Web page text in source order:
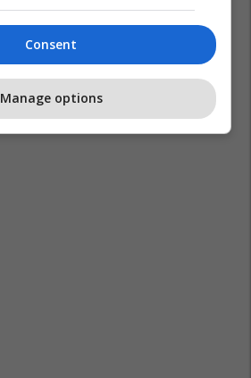
Consent
Manage options